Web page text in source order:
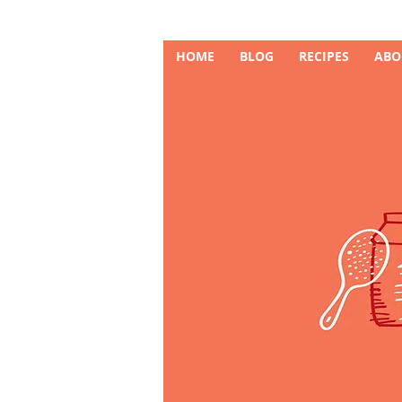
HOME BLOG RECIPES